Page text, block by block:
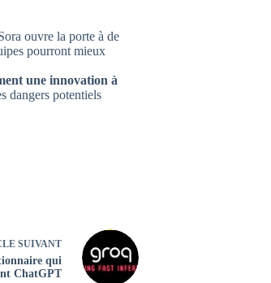
ouvre la porte à de
pourront mieux
une innovation à
dangers potentiels
SUIVANT
qui
ChatGPT